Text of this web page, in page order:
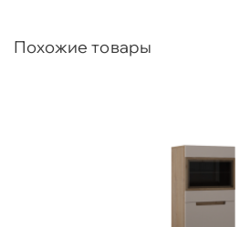
Похожие товары